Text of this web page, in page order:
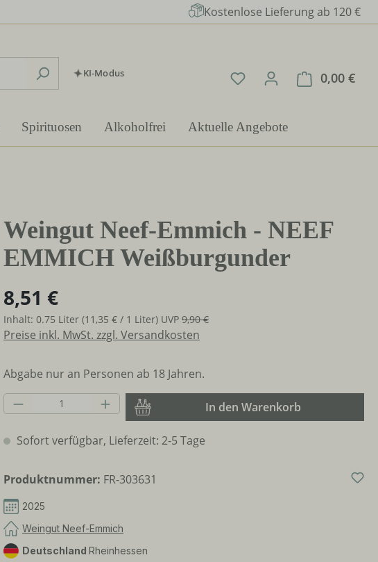
Kostenlose Lieferung ab 120 €
KI-Modus Du hast 0 Produkte auf
0,00 €
Spirituosen Alkoholfrei Aktuelle Angebote
Weingut Neef-Emmich - NEEF
EMMICH Weißburgunder
8,51 €
Inhalt: 0.75 Liter (11,35 € / 1 Liter) UVP 9,90 €
Preise inkl. MwSt. zzgl. Versandkosten
Abgabe nur an Personen ab 18 Jahren.
Produkt Anzahl: Gib den gewünschten Wert
In den Warenkorb
Sofort verfügbar, Lieferzeit: 2-5 Tage
Produktnummer: FR-303631
2025
Weingut Neef-Emmich
Deutschland Rheinhessen